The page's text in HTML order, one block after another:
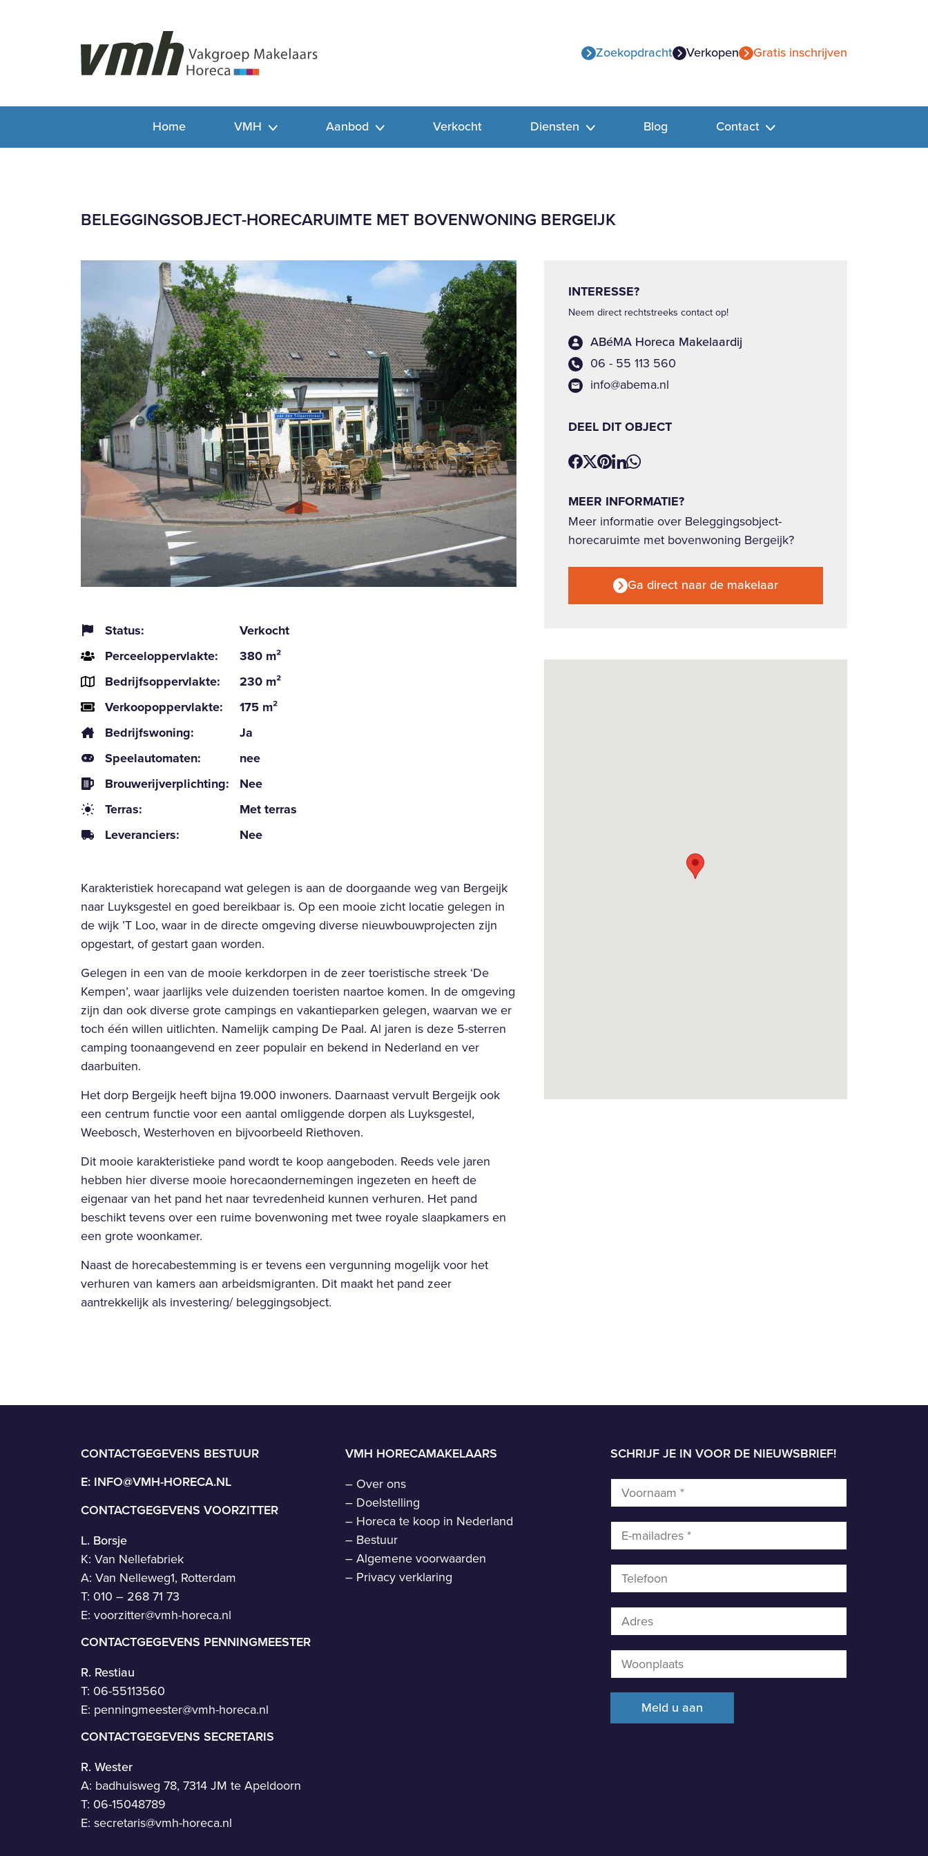
Zoekopdracht Verkopen Gratis inschrijven
Home VMH Aanbod Verkocht Diensten Blog Contact
BELEGGINGSOBJECT-HORECARUIMTE MET BOVENWONING BERGEIJK
Status:
Verkocht
Perceeloppervlakte:
380 m²
Bedrijfsoppervlakte:
230 m²
Verkoopoppervlakte:
175 m²
Bedrijfswoning:
Ja
Speelautomaten:
nee
Brouwerijverplichting:
Nee
Terras:
Met terras
Leveranciers:
Nee
Karakteristiek horecapand wat gelegen is aan de doorgaande weg van Bergeijk
naar Luyksgestel en goed bereikbaar is. Op een mooie zicht locatie gelegen in
de wijk ’T Loo, waar in de directe omgeving diverse nieuwbouwprojecten zijn
opgestart, of gestart gaan worden.
Gelegen in een van de mooie kerkdorpen in de zeer toeristische streek ‘De
Kempen’, waar jaarlijks vele duizenden toeristen naartoe komen. In de omgeving
zijn dan ook diverse grote campings en vakantieparken gelegen, waarvan we er
toch één willen uitlichten. Namelijk camping De Paal. Al jaren is deze 5-sterren
camping toonaangevend en zeer populair en bekend in Nederland en ver
daarbuiten.
Het dorp Bergeijk heeft bijna 19.000 inwoners. Daarnaast vervult Bergeijk ook
een centrum functie voor een aantal omliggende dorpen als Luyksgestel,
Weebosch, Westerhoven en bijvoorbeeld Riethoven.
Dit mooie karakteristieke pand wordt te koop aangeboden. Reeds vele jaren
hebben hier diverse mooie horecaondernemingen ingezeten en heeft de
eigenaar van het pand het naar tevredenheid kunnen verhuren. Het pand
beschikt tevens over een ruime bovenwoning met twee royale slaapkamers en
een grote woonkamer.
Naast de horecabestemming is er tevens een vergunning mogelijk voor het
verhuren van kamers aan arbeidsmigranten. Dit maakt het pand zeer
aantrekkelijk als investering/ beleggingsobject.
INTERESSE?
Neem direct rechtstreeks contact op!
ABéMA Horeca Makelaardij
06 - 55 113 560
info@abema.nl
DEEL DIT OBJECT
MEER INFORMATIE?
Meer informatie over Beleggingsobject-
horecaruimte met bovenwoning Bergeijk?
Ga direct naar de makelaar
CONTACTGEGEVENS BESTUUR
E: INFO@VMH-HORECA.NL
CONTACTGEGEVENS VOORZITTER
L. Borsje
K: Van Nellefabriek
A: Van Nelleweg1, Rotterdam
T: 010 – 268 71 73
E: voorzitter@vmh-horeca.nl
CONTACTGEGEVENS PENNINGMEESTER
R. Restiau
T: 06-55113560
E: penningmeester@vmh-horeca.nl
CONTACTGEGEVENS SECRETARIS
R. Wester
A: badhuisweg 78, 7314 JM te Apeldoorn
T: 06-15048789
E: secretaris@vmh-horeca.nl
VMH HORECAMAKELAARS
– Over ons
– Doelstelling
– Horeca te koop in Nederland
– Bestuur
–Algemene voorwaarden
– Privacy verklaring
SCHRIJF JE IN VOOR DE NIEUWSBRIEF!